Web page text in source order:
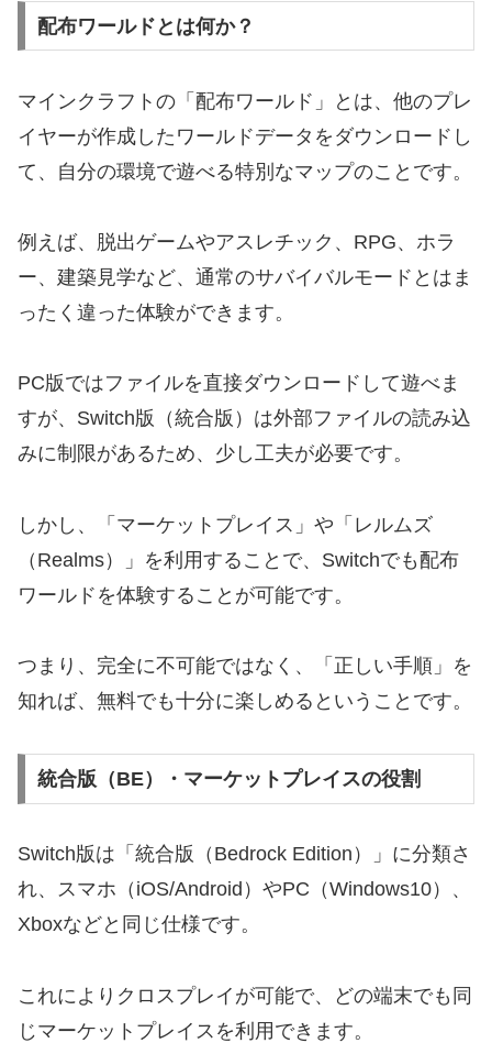
配布ワールドとは何か？
マインクラフトの「配布ワールド」とは、他のプレ
イヤーが作成したワールドデータをダウンロードし
て、自分の環境で遊べる特別なマップのことです。
例えば、脱出ゲームやアスレチック、RPG、ホラ
ー、建築見学など、通常のサバイバルモードとはま
ったく違った体験ができます。
PC版ではファイルを直接ダウンロードして遊べま
すが、Switch版（統合版）は外部ファイルの読み込
みに制限があるため、少し工夫が必要です。
しかし、「マーケットプレイス」や「レルムズ
（Realms）」を利用することで、Switchでも配布
ワールドを体験することが可能です。
つまり、完全に不可能ではなく、「正しい手順」を
知れば、無料でも十分に楽しめるということです。
統合版（BE）・マーケットプレイスの役割
Switch版は「統合版（Bedrock Edition）」に分類さ
れ、スマホ（iOS/Android）やPC（Windows10）、
Xboxなどと同じ仕様です。
これによりクロスプレイが可能で、どの端末でも同
じマーケットプレイスを利用できます。